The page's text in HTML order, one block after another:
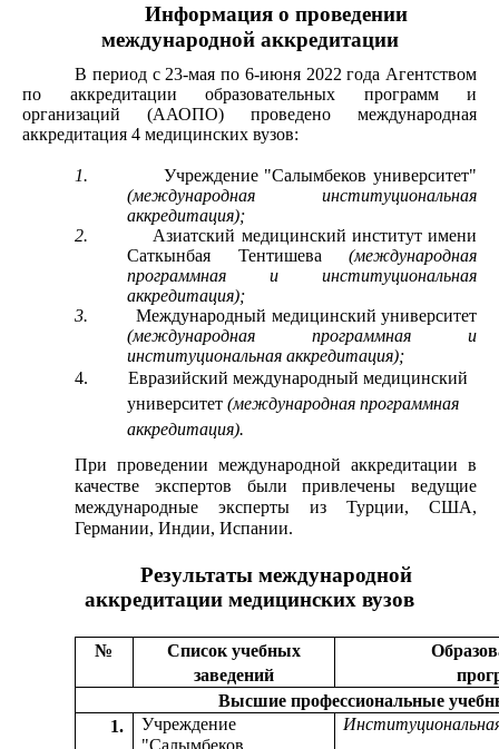
Информация о проведении
международной аккредитации
В период с 23-мая по 6-июня 2022 года Агентством
по аккредитации образовательных программ и
организаций (ААОПО) проведено международная
аккредитация 4 медицинских вузов:
1.
Учреждение "Салымбеков университет"
(международная институциональная
аккредитация);
2.
Азиатский медицинский институт имени
Саткынбая Тентишева (международная
программная и институциональная
аккредитация);
3.
Международный медицинский университет
(международная программная и
институциональная аккредитация);
4.
Евразийский международный медицинский
университет(международная программная
аккредитация).
При проведении международной аккредитации в
качестве экспертов были привлечены ведущие
международные эксперты из Турции, США,
Германии, Индии, Испании.
Результаты международной
аккредитации медицинских вузов
№
Список учебных
заведений
Высшие профессиональные
1.
Учреждение
"Салымбеков